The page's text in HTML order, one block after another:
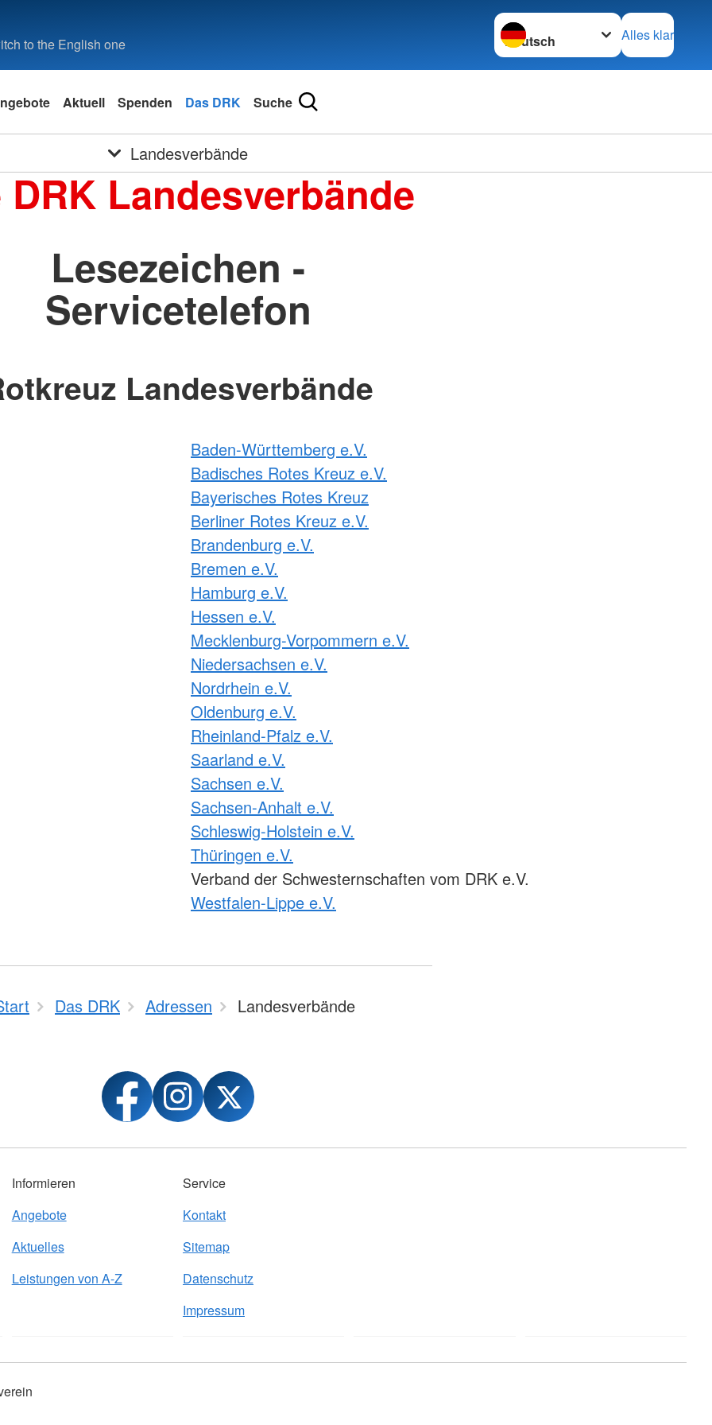
to the English one
Sprache wechseln zu
Alles klar
Aktuell Spenden Das DRK Suche
Landesverbände
DRK Landesverbände
Lesezeichen -
Servicetelefon
Landesverbände
Baden-Württemberg e.V.
Badisches Rotes Kreuz e.V.
Bayerisches Rotes Kreuz
Berliner Rotes Kreuz e.V.
Brandenburg e.V.
Bremen e.V.
Hamburg e.V.
Hessen e.V.
Mecklenburg-Vorpommern e.V.
Niedersachsen e.V.
Nordrhein e.V.
Oldenburg e.V.
Rheinland-Pfalz e.V.
Saarland e.V.
Sachsen e.V.
Sachsen-Anhalt e.V.
Schleswig-Holstein e.V.
Thüringen e.V.
Verband der Schwesternschaften vom DRK e.V.
Westfalen-Lippe e.V.
Das DRK Adressen Landesverbände
Informieren
Angebote
Aktuelles
Leistungen von A-Z
Service
Kontakt
Sitemap
Datenschutz
Impressum